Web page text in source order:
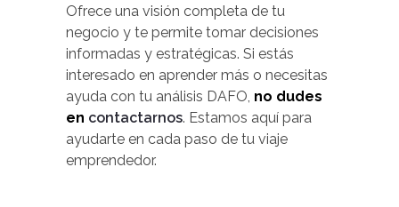
Ofrece una visión completa de tu
negocio y te permite tomar decisiones
informadas y estratégicas. Si estás
interesado en aprender más o necesitas
ayuda con tu análisis DAFO, no dudes
en contactarnos. Estamos aquí para
ayudarte en cada paso de tu viaje
emprendedor.